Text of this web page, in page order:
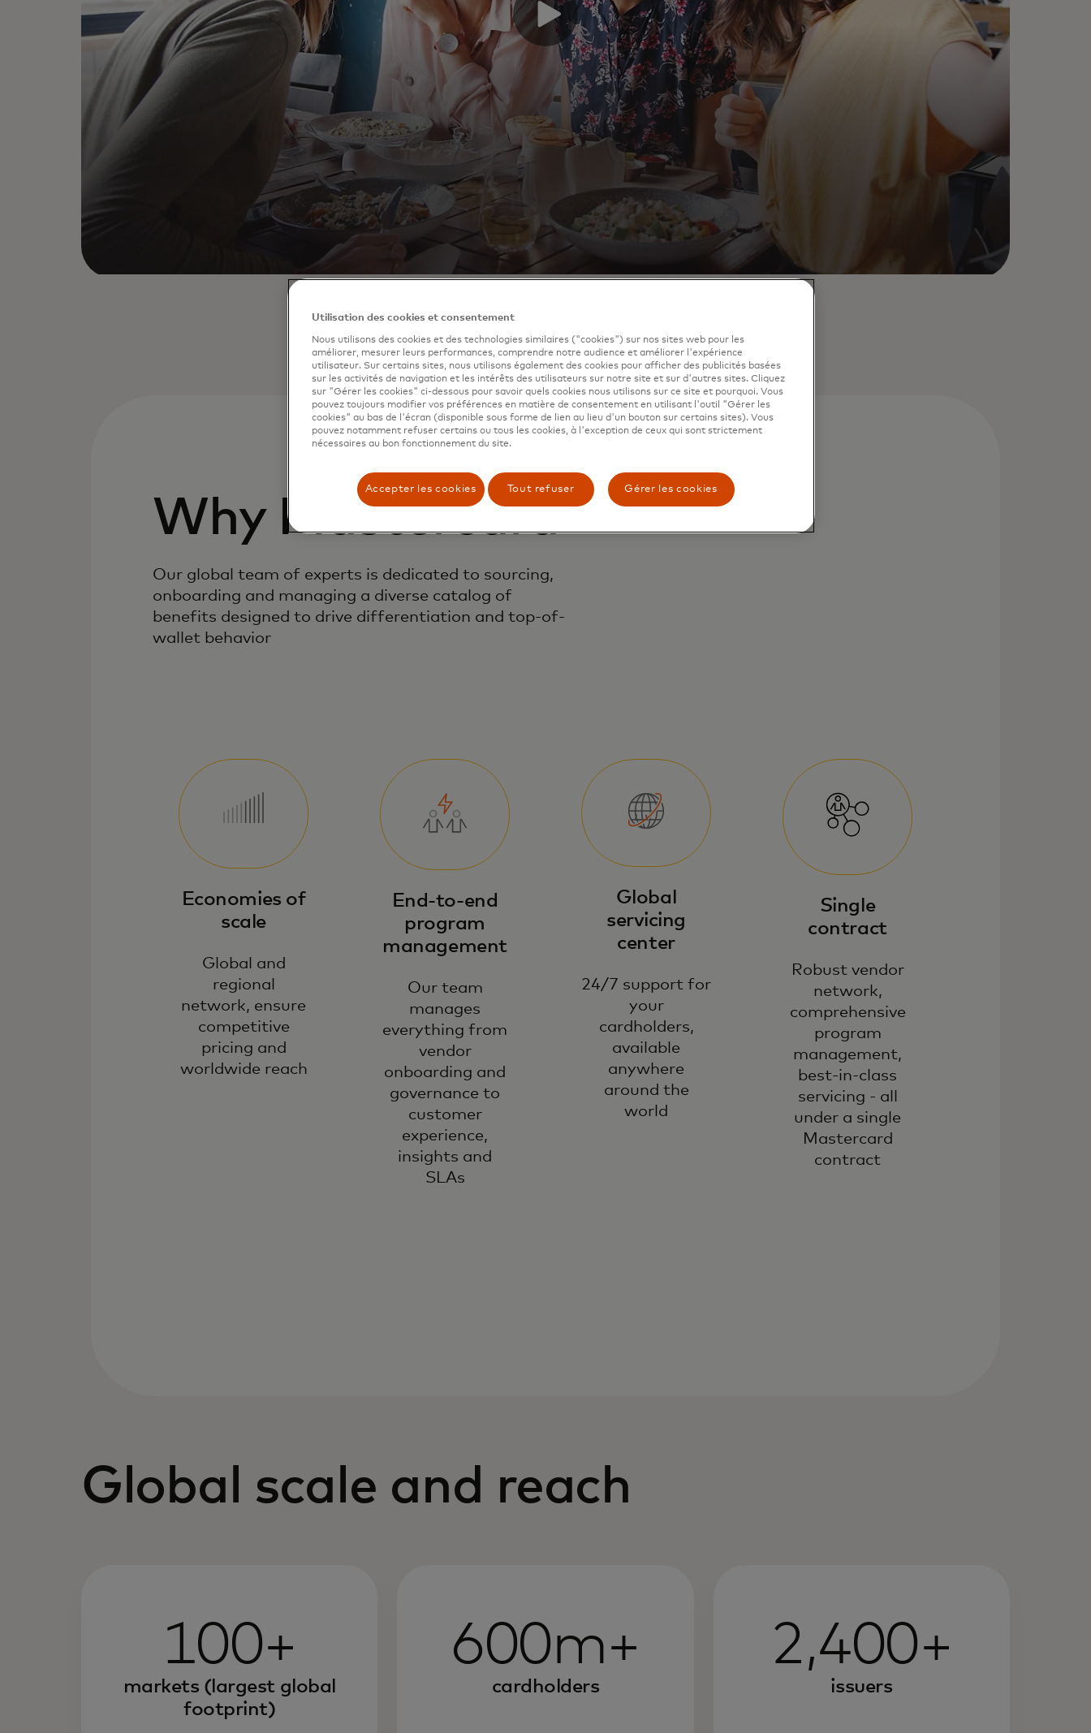
scalable benefits and services.
Why Mastercard
Our global team of experts is dedicated to sourcing,
onboarding and managing a diverse catalog of
benefits designed to drive differentiation and top-of-
wallet behavior
Economies of
scale
Global and
regional
network, ensure
competitive
pricing and
worldwide reach
End-to-end
program
management
Our team
manages
everything from
vendor
onboarding and
governance to
customer
experience,
insights and
SLAs
Global
servicing
center
24/7 support for
your
cardholders,
available
anywhere
around the
world
Single
contract
Robust vendor
network,
comprehensive
program
management,
best-in-class
servicing - all
under a single
Mastercard
contract
Global scale and reach
100+
markets (largest global
footprint)
600m+
cardholders
2,400+
issuers
Utilisation des cookies et consentement
Nous utilisons des cookies et des technologies similaires ("cookies") sur nos sites web pour les
améliorer, mesurer leurs performances, comprendre notre audience et améliorer l'expérience
utilisateur. Sur certains sites, nous utilisons également des cookies pour afficher des publicités basées
sur les activités de navigation et les intérêts des utilisateurs sur notre site et sur d'autres sites. Cliquez
sur "Gérer les cookies" ci-dessous pour savoir quels cookies nous utilisons sur ce site et pourquoi. Vous
pouvez toujours modifier vos préférences en matière de consentement en utilisant l'outil "Gérer les
cookies" au bas de l'écran (disponible sous forme de lien au lieu d'un bouton sur certains sites). Vous
pouvez notamment refuser certains ou tous les cookies, à l'exception de ceux qui sont strictement
nécessaires au bon fonctionnement du site.
Accepter les cookies Tout refuser Gérer les cookies